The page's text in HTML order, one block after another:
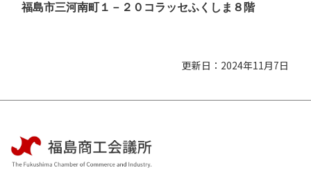
福島市三河南町１－２０コラッセふくしま８階
更新日：2024年11月7日